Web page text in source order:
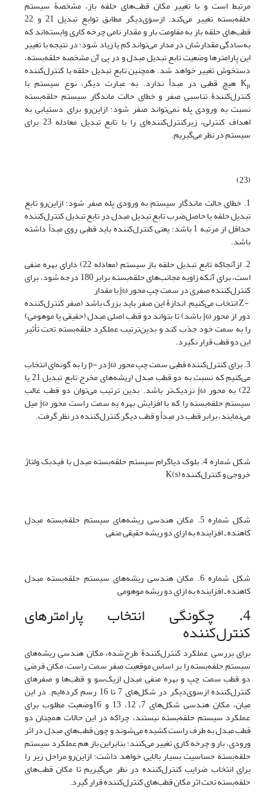
مرتبط است و با تغییر مکان قطب‌های حلقه باز، مشخصۀ سیستم
حلقه‌بسته تغییر می‌کند. ازسوی‌دیگر مطابق توابع تبدیل 21 و 22
قطب‌های حلقه باز به مقاومت بار و مقدار نامی چرخه کاری وابسته‌اند که
به‌سادگی مقدارشان در مدار می‌تواند کم یا زیاد شود؛ در نتیجه با تغییر
این پارامترها وضعیت تابع تبدیل مبدل و در پی آن مشخصه حلقه‌‌بسته،
دستخوش تغییر خواهد شد. همچنین تابع تبدیل حلقه با کنترل‌کننده
Kp هیچ قطبی در مبدأ ندارد. به عبارت دیگر، نوع سیستم با
کنترل‌کنندۀ تناسبی صفر و خطای حالت ماندگار سیستم حلقه‌بسته
نسبت به ورودی پله نمی‌تواند صفر شود؛ ازاین‌رو برای دستیابی به
اهداف کنترلی، زیر‌کنترل‌کننده‌ای را با تابع تبدیل معادله 23 برای
سیستم در نظر می‌گیریم.
(23)
1. خطای حالت ماندگار سیستم به ورودی پله صفر شود؛ ازاین‌رو تابع
تبدیل حلقه یا حاصل‌ضرب تابع تبدیل مبدل در تابع تبدیل کنترل‌کننده
حداقل از مرتبه 1 باشد؛ یعنی کنترل‌کننده باید قطبی روی مبدأ داشته
باشد.
2. ازآنجاکه تابع تبدیل حلقه باز سیستم (معادله 22) دارای بهره منفی
است، برای آنکه زاویه مجانب‌های حلقه‌‌بسته برابر 180 درجه شود، برای
کنترل‌کننده صفری در سمت چپ محور jω با مقدار
-Z انتخاب می‌کنیم. اندازۀ این صفر باید بزرگ باشد (صفر کنترل‌کننده
دور از محور jω باشد) تا بتواند دو قطب اصلی مبدل (حقیقی یا موهومی)
را به سمت خود جذب کند و بدین‌ترتیب عملکرد حلقه‌‌بسته تحت تأثیر
این دو قطب قرار نگیرد.
3. برای کنترل‌کننده قطبی سمت چپ محور jω در -p را به گونه‌ای انتخاب
می‌کنیم که نسبت به دو قطب مبدل (ریشه‌های مخرج تابع تبدیل 21 یا
22) به محور jω نزدیک‌تر باشد. بدین‌ ترتیب می‌توان دو قطب غالب
سیستم حلقه‌بسته را که با افزایش بهره به سمت راست محور jω میل
می‌نمایند، برابر قطب در مبدأ و قطب دیگر کنترل‌کننده در نظر گرفت.
شکل شماره 4. بلوک دیاگرام سیستم حلقه‌بسته مبدل با فیدبک ولتاژ
خروجی و کنترل‌کننده K(s)
شکل شماره 5. مکان هندسی ریشه‌های سیستم حلقه‌بسته مبدل
کاهنده ـ افزاینده به ازای دو ریشه حقیقی منفی
شکل شماره 6. مکان هندسی ریشه‌های سیستم حلقه‌بسته مبدل
کاهنده ـ افزاینده به ازای دو ریشه موهومی
4. چگونگی انتخاب پارامترهای
کنترل‌کننده
برای بررسی عملکرد کنترل‌کنندۀ طرح‌شده، مکان هندسی ریشه‌های
سیستم حلقه‌بسته را بر اساس موقعیت صفر سمت راست، مکان فرضی
دو قطب سمت چپ و بهره منفی مبدل از‌یک‌سو و قطب‌ها و صفرهای
کنترل‌کننده ازسوی‌دیگر در شکل‌های 7 تا 16 رسم کرده‌ایم. در این
میان، مکان هندسی شکل‌های 7، 12، 13 و 16وضعیت مطلوب برای
عملکرد سیستم حلقه‌بسته نیستند، چراکه در این حالات همچنان دو
قطب مبدل به طرف راست کشیده می‌شوند و چون قطب‌های مبدل در اثر
ورودی، بار و چرخه کاری تغییر می‌کنند؛ بنابراین باز هم عملکرد سیستم
حلقه‌بسته حساسیت بسیار بالایی خواهد داشت؛ ازاین‌رو مراحل زیر را
برای انتخاب ضرایب کنترل‌کننده در نظر می‌گیریم تا مکان قطب‌های
حلقه‌‌بسته تحت اثر مکان قطب‌های کنترل‌کننده قرار گیرد.